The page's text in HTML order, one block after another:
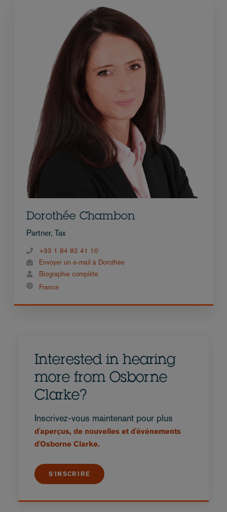
Dorothée Chambon
Partner, Tax
+33 1 84 82 41 10
Envoyer un e-mail à Dorothée
Biographie complète
France
Interested in hearing
more from Osborne
Clarke?
Inscrivez-vous maintenant pour plus
d'aperçus, de nouvelles et d'événements
d'Osborne Clarke.
S'INSCRIRE